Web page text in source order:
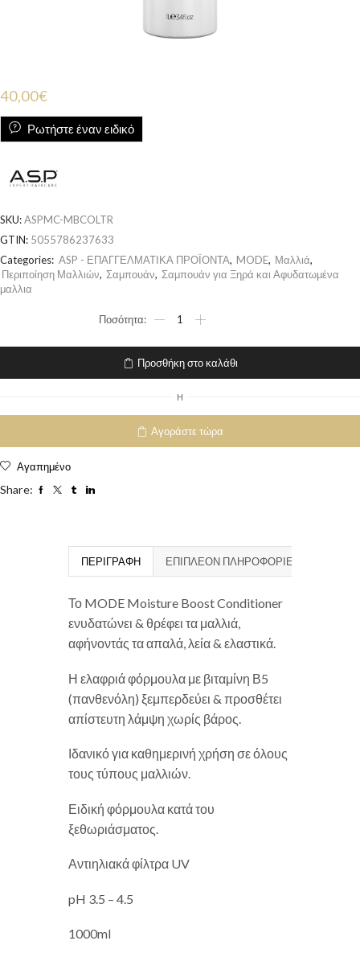
40,00€
Ρωτήστε έναν ειδικό
SKU:ASPMC-MBCOLTR
GTIN: 5055786237633
Categories: ASP - ΕΠΑΓΓΕΛΜΑΤΙΚΑ ΠΡΟΪΟΝΤΑ, MODE, Μαλλιά,
Περιποίηση Μαλλιών, Σαμπουάν, Σαμπουάν για Ξηρά και Αφυδατωμένα
μαλλια
Προσθήκη στο καλάθι
H
Αγοράστε τώρα
Αγαπημένο
Share:
ΠΕΡΙΓΡΑΦΉ ΕΠΙΠΛΈΟΝ ΠΛΗΡΟΦΟΡΊΕΣ
Το MODE Moisture Boost Conditioner
ενυδατώνει & θρέφει τα μαλλιά,
αφήνοντάς τα απαλά, λεία & ελαστικά.
Η ελαφριά φόρμουλα με βιταμίνη Β5
(πανθενόλη) ξεμπερδεύει & προσθέτει
απίστευτη λάμψη χωρίς βάρος.
Ιδανικό για καθημερινή χρήση σε όλους
τους τύπους μαλλιών.
Ειδική φόρμουλα κατά του
ξεθωριάσματος.
Αντιηλιακά φίλτρα UV
pH 3.5 – 4.5
1000ml